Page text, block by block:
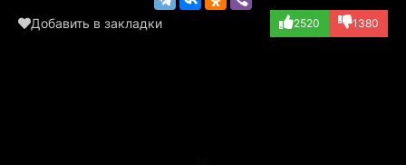
Добавить в закладки 2520 1380